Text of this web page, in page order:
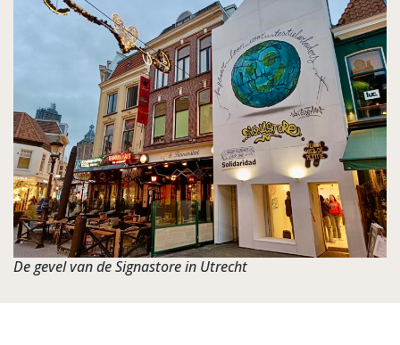
De gevel van de Signastore in Utrecht